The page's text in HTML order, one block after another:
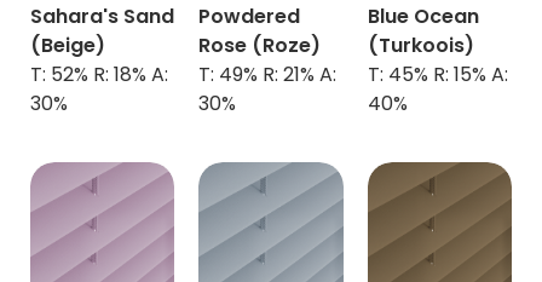
Sahara's Sand
(Beige)
T: 52% R: 18% A:
30%
Powdered
Rose (Roze)
T: 49% R: 21% A:
30%
Blue Ocean
(Turkoois)
T: 45% R: 15% A:
40%